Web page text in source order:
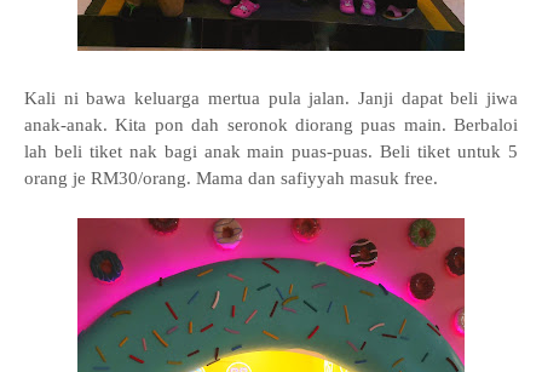
Kali ni bawa keluarga mertua pula jalan. Janji dapat beli jiwa
anak-anak. Kita pon dah seronok diorang puas main. Berbaloi
lah beli tiket nak bagi anak main puas-puas. Beli tiket untuk 5
orang je RM30/orang. Mama dan safiyyah masuk free.